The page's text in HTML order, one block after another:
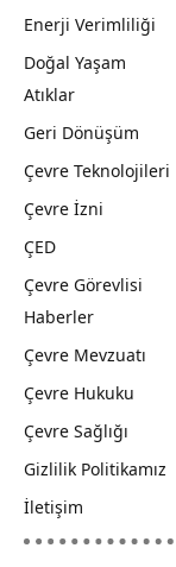
Enerji Verimliliği
Doğal Yaşam
Atıklar
Geri Dönüşüm
Çevre Teknolojileri
Çevre İzni
ÇED
Çevre Görevlisi
Haberler
Çevre Mevzuatı
Çevre Hukuku
Çevre Sağlığı
Gizlilik Politikamız
İletişim